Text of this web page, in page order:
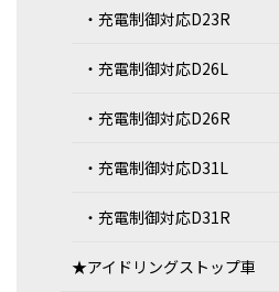
・充電制御対応D23R
・充電制御対応D26L
・充電制御対応D26R
・充電制御対応D31L
・充電制御対応D31R
★アイドリングストップ車